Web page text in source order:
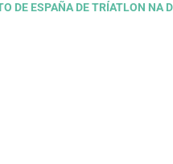
DE ESPAÑA DE TRÍATLON NA